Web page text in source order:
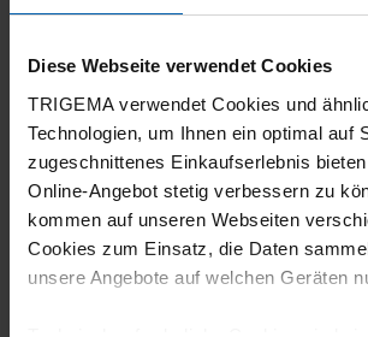
Diese Webseite verwendet Cookies
TRIGEMA verwendet Cookies und
Technologien, um Ihnen ein optimal auf
zugeschnittenes Einkaufserlebnis
Online-Angebot stetig verbessern zu
kommen auf unseren Webseiten
Cookies zum Einsatz, die Daten
unsere Angebote auf welchen Geräten
Schnitt, ist luftig und bequem,
und hat sehr kurze Lieferzeit.
5
Schöne neue Farbe!